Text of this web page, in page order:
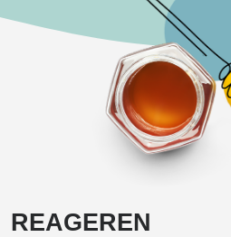
REAGEREN